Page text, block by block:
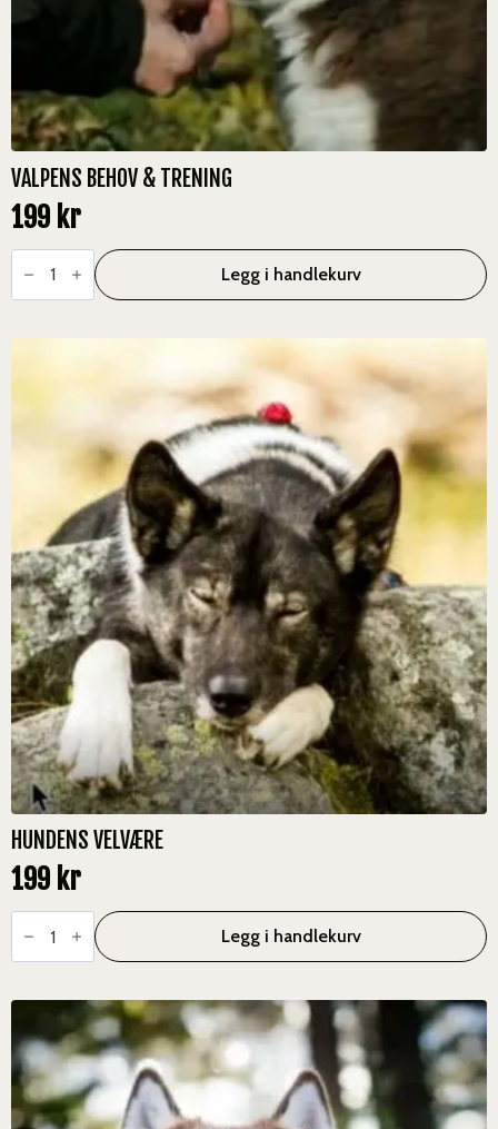
VALPENS BEHOV & TRENING
199 kr
Valpens
Behov
Legg i handlekurv
HUNDENS VELVÆRE
199 kr
Hundens
Velvære
Legg i handlekurv